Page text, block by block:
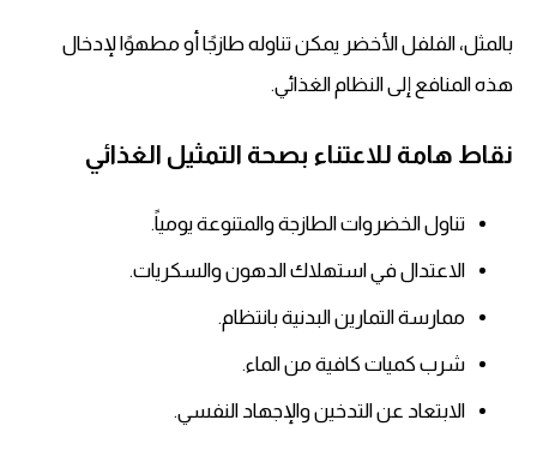
بالمثل، الفلفل الأخضر يمكن تناوله طازجًا أو مطهوًا لإدخال
هذه المنافع إلى النظام الغذائي.
نقاط هامة للاعتناء بصحة التمثيل الغذائي
تناول الخضروات الطازجة والمتنوعة يومياً.
الاعتدال في استهلاك الدهون والسكريات.
ممارسة التمارين البدنية بانتظام.
شرب كميات كافية من الماء.
الابتعاد عن التدخين والإجهاد النفسي.